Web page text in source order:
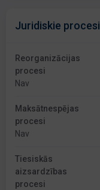
Juridiskie procesi
Reorganizācijas
procesi
Nav
Maksātnespējas
procesi
Nav
Tiesiskās
aizsardzības
procesi